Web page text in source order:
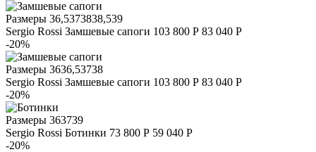
Размеры 36,5373838,539
Sergio Rossi Замшевые сапоги 103 800 Р 83 040 Р
-20%
Размеры 3636,53738
Sergio Rossi Замшевые сапоги 103 800 Р 83 040 Р
-20%
Размеры 363739
Sergio Rossi Ботинки 73 800 Р 59 040 Р
-20%